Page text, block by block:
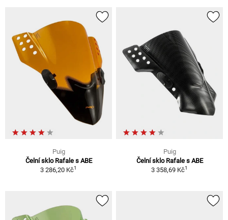
Puig
Čelní sklo Rafale s ABE
3 286,20 Kč1
Puig
Čelní sklo Rafale s ABE
3 358,69 Kč1